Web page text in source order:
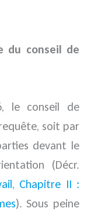
du conseil de
le conseil de
soit par
devant le
(Décr.
Chapitre II :
). Sous peine